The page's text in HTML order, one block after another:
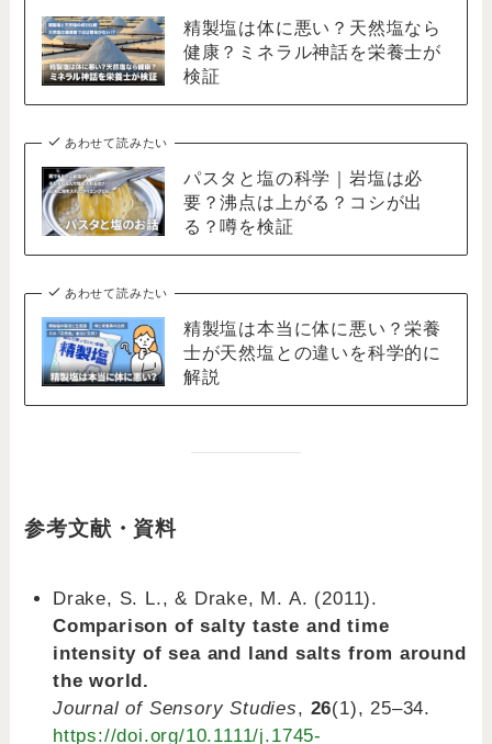
精製塩は体に悪い？天然塩なら
健康？ミネラル神話を栄養士が
検証
あわせて読みたい
パスタと塩の科学｜岩塩は必
要？沸点は上がる？コシが出
る？噂を検証
あわせて読みたい
精製塩は本当に体に悪い？栄養
士が天然塩との違いを科学的に
解説
参考文献・資料
Drake, S. L., & Drake, M. A. (2011).
Comparison of salty taste and time
intensity of sea and land salts from around
the world.
Journal of Sensory Studies, 26(1), 25–34.
https://doi.org/10.1111/j.1745-